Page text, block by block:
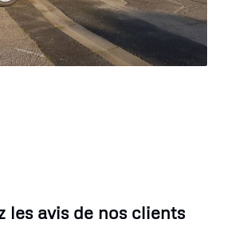
les avis de nos clients